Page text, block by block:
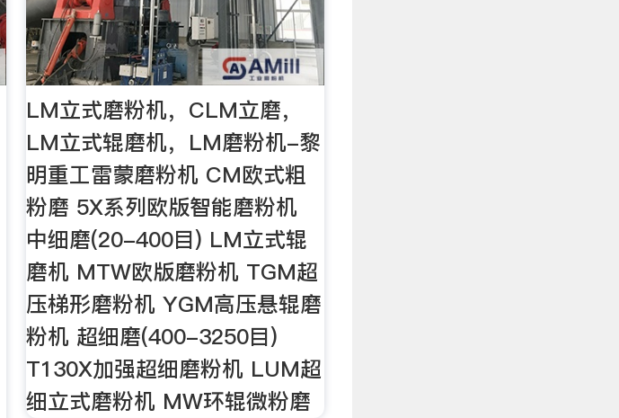
LM立式磨粉机，CLM立磨，
LM立式辊磨机，LM磨粉机-黎
明重工雷蒙磨粉机 CM欧式粗
粉磨 5X系列欧版智能磨粉机
中细磨(20-400目) LM立式辊
磨机 MTW欧版磨粉机 TGM超
压梯形磨粉机 YGM高压悬辊磨
粉机 超细磨(400-3250目)
T130X加强超细磨粉机 LUM超
细立式磨粉机 MW环辊微粉磨